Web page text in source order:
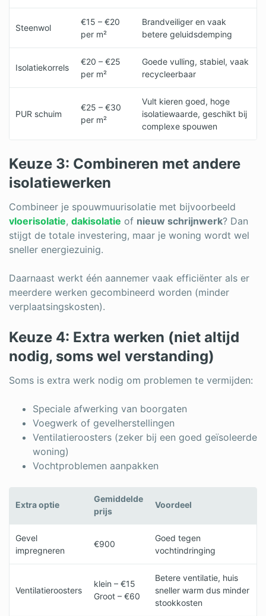
Steenwol
€15 – €20
per m²
Brandveiliger en vaak
betere geluidsdemping
Isolatiekorrels
€20 – €25
per m²
Goede vulling, stabiel, vaak
recycleerbaar
PUR schuim
€25 – €30
per m²
Vult kieren goed, hoge
isolatiewaarde, geschikt bij
complexe spouwen
Keuze 3: Combineren met andere
isolatiewerken
Combineer je spouwmuurisolatie met bijvoorbeeld
vloerisolatie, dakisolatie of nieuw schrijnwerk? Dan
stijgt de totale investering, maar je woning wordt wel
sneller energiezuinig.
Daarnaast werkt één aannemer vaak efficiënter als er
meerdere werken gecombineerd worden (minder
verplaatsingskosten).
Keuze 4: Extra werken (niet altijd
nodig, soms wel verstanding)
Soms is extra werk nodig om problemen te vermijden:
Speciale afwerking van boorgaten
Voegwerk of gevelherstellingen
Ventilatieroosters (zeker bij een goed geïsoleerde
woning)
Vochtproblemen aanpakken
Extra optie
Gemiddelde
prijs
Voordeel
Gevel
impregneren
€900
Goed tegen
vochtindringing
Ventilatieroosters
klein – €15
Groot – €60
Betere ventilatie, huis
sneller warm dus minder
stookkosten